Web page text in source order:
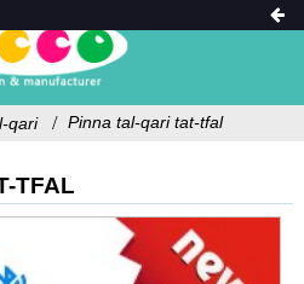
qari Pinna tal-qari tat-tfal
TFAL